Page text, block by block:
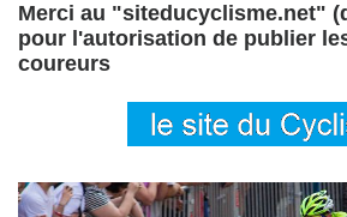
Merci au "siteducyclisme.net"
pour l'autorisation de publier
coureurs